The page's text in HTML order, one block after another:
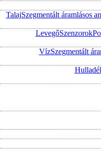
TalajSzegmentált áramlásos
LevegőSzenzorok
VízSzegmentált